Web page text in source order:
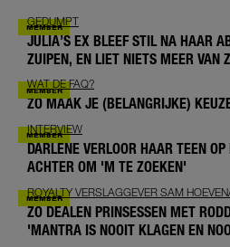
GEDUMPT
JULIA’S EX BLEEF STIL NA HAAR
ZUIPEN, EN LIET NIETS MEER VAN
WAT DE FAQ?
ZO MAAK JE (BELANGRIJKE)
INTERVIEW
DARLENE VERLOOR HAAR TEEN
ACHTER OM 'M TE ZOEKEN'
ROYALTY VERSLAGGEVER SAM
ZO DEALEN PRINSESSEN MET
'MANTRA IS NOOIT KLAGEN EN